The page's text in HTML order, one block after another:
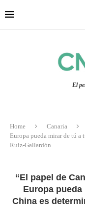
El
Home Canaria
Europa pueda mirar de tú a
Ruiz-Gallardón
“El papel de
Europa pueda
China es